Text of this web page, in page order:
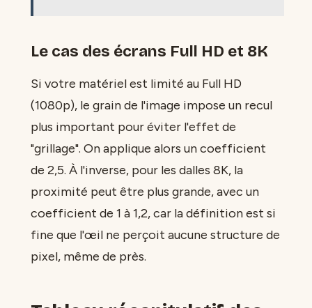
Le cas des écrans Full HD et 8K
Si votre matériel est limité au Full HD
(1080p), le grain de l'image impose un recul
plus important pour éviter l'effet de
"grillage". On applique alors un coefficient
de 2,5. À l'inverse, pour les dalles 8K, la
proximité peut être plus grande, avec un
coefficient de 1 à 1,2, car la définition est si
fine que l'œil ne perçoit aucune structure de
pixel, même de près.